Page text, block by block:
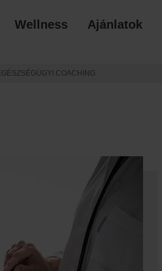
Wellness Ajánlatok
COACHING